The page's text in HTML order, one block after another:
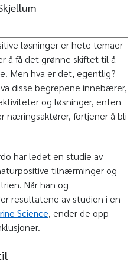
løsninger er hete temaer
å få det grønne skiftet til å
Men hva er det, egentlig?
disse begrepene innebærer,
og løsninger, enten
næringsaktører, fortjener å bli
har ledet en studie av
tilnærminger og
Når han og
resultatene av studien i en
Science, ender de opp